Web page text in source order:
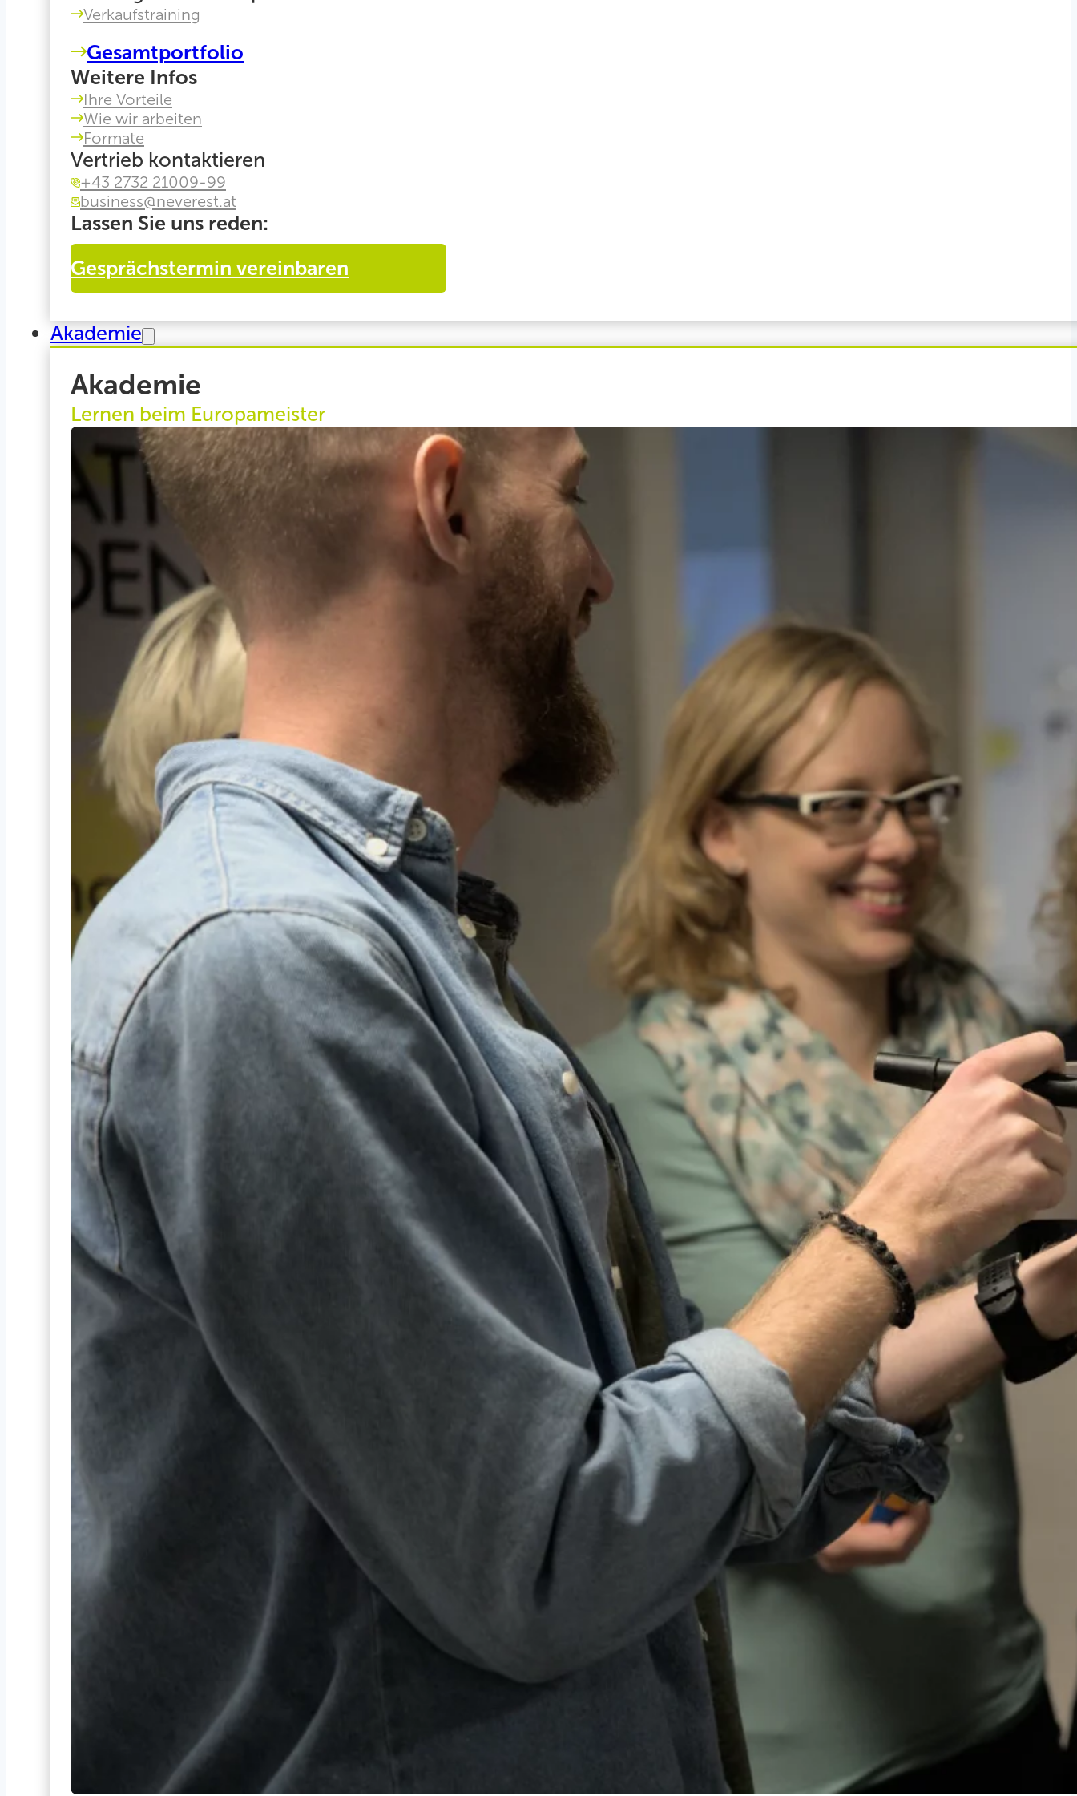
Verkaufstraining
Gesamtportfolio
Weitere Infos
Ihre Vorteile
Wie wir arbeiten
Formate
Vertrieb kontaktieren
+43 2732 21009-99
business@neverest.at
Lassen Sie uns reden:
Gesprächstermin vereinbaren
Akademie
Akademie
Lernen beim Europameister